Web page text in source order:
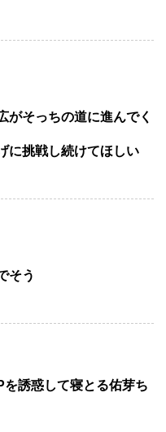
がそっちの道に進んでく
に挑戦し続けてほしい
そう
誘惑して寝とる佑芽ち